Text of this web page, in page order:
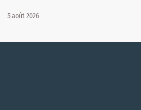
5 août 2026